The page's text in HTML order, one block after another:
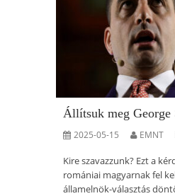
Állítsuk meg George
2025-05-15 EMNT
Kire szavazzunk? Ezt a
romániai magyarnak fel
államelnök-választás